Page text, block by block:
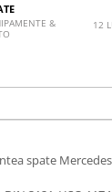
&
12
spate